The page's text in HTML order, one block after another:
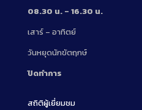
08.30 น. – 16.30 น.
เสาร์ – อาทิตย์
วันหยุดนักขัตฤกษ์
ปิดทำการ
สถิติผู้เยี่ยมชม